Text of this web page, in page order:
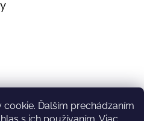
Ďalším prechádzaním
HĽADAŤ